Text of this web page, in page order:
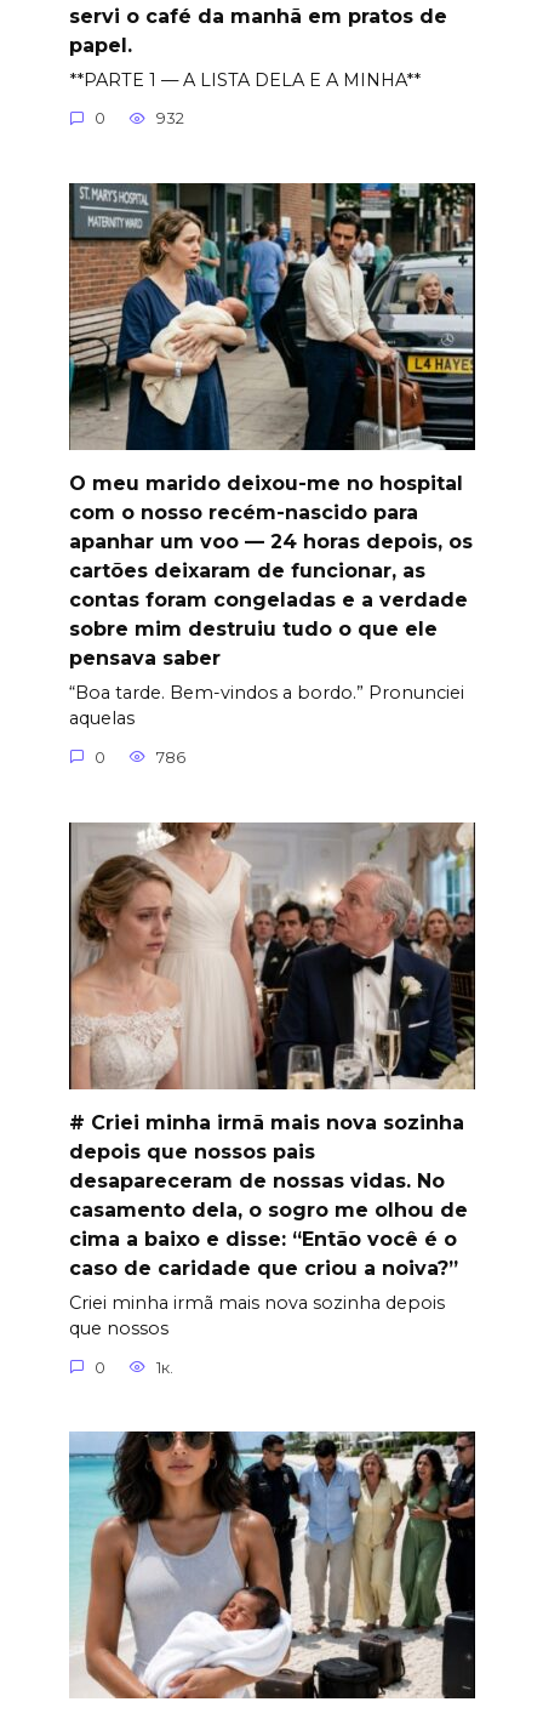
servi o café da manhã em pratos de
papel.
**PARTE 1 — A LISTA DELA E A MINHA**
0 932
O meu marido deixou-me no hospital
com o nosso recém-nascido para
apanhar um voo — 24 horas depois, os
cartões deixaram de funcionar, as
contas foram congeladas e a verdade
sobre mim destruiu tudo o que ele
pensava saber
“Boa tarde. Bem-vindos a bordo.” Pronunciei
aquelas
0 786
# Criei minha irmã mais nova sozinha
depois que nossos pais
desapareceram de nossas vidas. No
casamento dela, o sogro me olhou de
cima a baixo e disse: “Então você é o
caso de caridade que criou a noiva?”
Criei minha irmã mais nova sozinha depois
que nossos
0 1к.